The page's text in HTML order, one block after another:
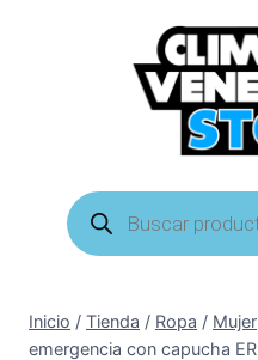
Búsqueda
de
productos
Inicio / Tienda / Ropa / Mujer
emergencia con capucha ER